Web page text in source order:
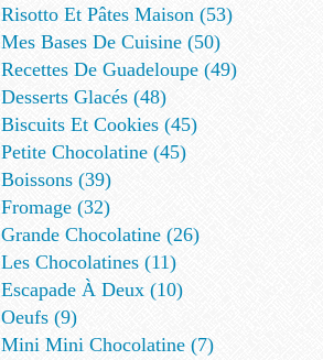
Risotto Et Pâtes Maison (53)
Mes Bases De Cuisine (50)
Recettes De Guadeloupe (49)
Desserts Glacés (48)
Biscuits Et Cookies (45)
Petite Chocolatine (45)
Boissons (39)
Fromage (32)
Grande Chocolatine (26)
Les Chocolatines (11)
Escapade À Deux (10)
Oeufs (9)
Mini Mini Chocolatine (7)